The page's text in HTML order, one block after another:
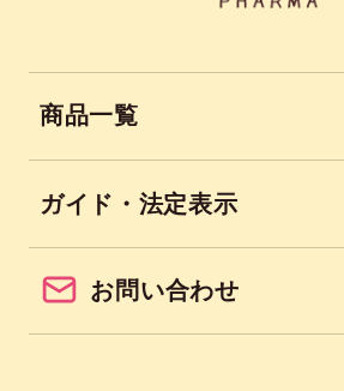
商品一覧
ガイド・法定表示
お問い合わせ